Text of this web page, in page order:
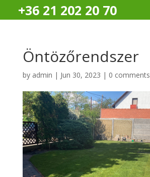
+36 21 202 20 70
Öntözőrendszer
by admin | Jun 30, 2023 | 0 comments